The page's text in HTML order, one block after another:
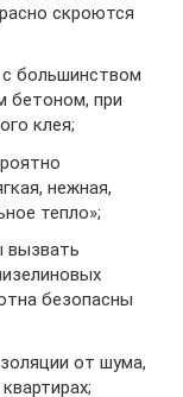
скроются
большинством
бетоном, при
клея;
нежная,
тепло»;
вызвать
безопасны
от шума,